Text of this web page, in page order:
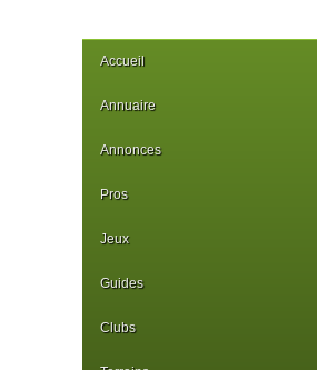
Accueil
Annuaire
Annonces
Pros
Jeux
Guides
Clubs